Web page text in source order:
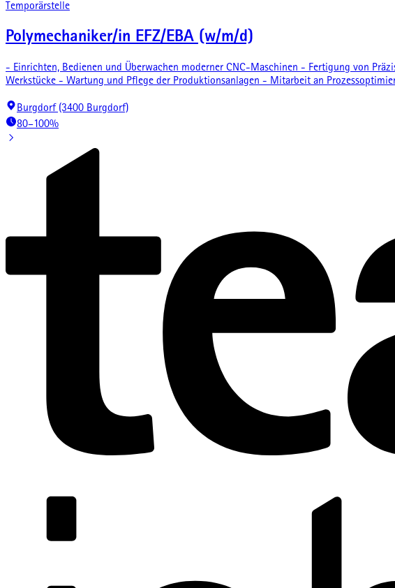
Temporärstelle
Polymechaniker/in EFZ/EBA (w/m/d)
- Einrichten, Bedienen und Überwachen moderner CNC-Maschinen - Fertigung von
Werkstücke - Wartung und Pflege der Produktionsanlagen - Mitarbeit an
Burgdorf (3400 Burgdorf)
80–100%